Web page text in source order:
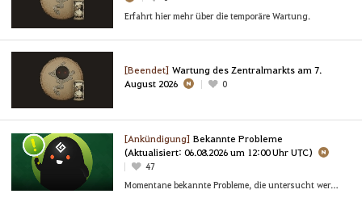
Erfahrt hier mehr über die temporäre Wartung.
[Beendet] Wartung des Zentralmarkts am 7.
August 2026
0
[Ankündigung] Bekannte Probleme
(Aktualisiert: 06.08.2026 um 12:00 Uhr UTC)
47
Momentane bekannte Probleme, die untersucht werden.